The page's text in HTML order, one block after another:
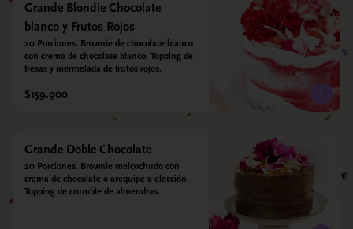
Grande Blondie Chocolate
blanco y Frutos Rojos
20 Porciones. Brownie de chocolate blanco
con crema de chocolate blanco. Topping de
fresas y mermelada de frutos rojos.
$159.900
Grande Doble Chocolate
20 Porciones. Brownie melcochudo con
crema de chocolate o arequipe a elección.
Topping de crumble de almendras.